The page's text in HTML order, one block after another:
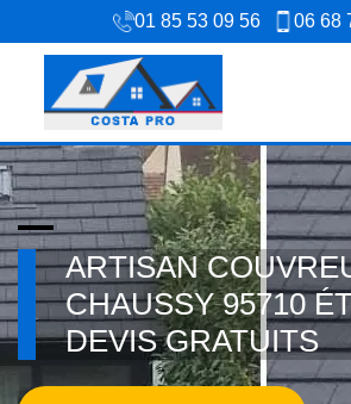
01 85 53 09 56 06 68
ARTISAN
CHAUSSY 95710
DEVIS GRATUITS